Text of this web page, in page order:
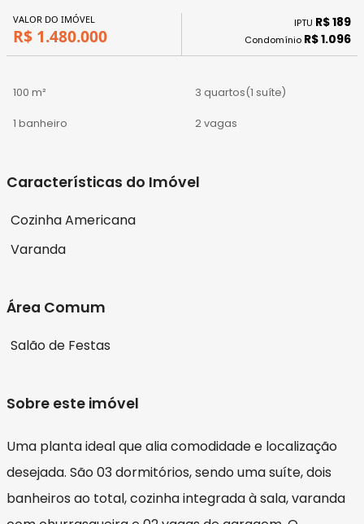
VALOR DO IMÓVEL
R$ 1.480.000
IPTU R$ 189
Condomínio R$ 1.096
100 m² 3 quartos(1 suíte)
1 banheiro 2 vagas
Características do Imóvel
Cozinha Americana
Varanda
Área Comum
Salão de Festas
Sobre este imóvel
Uma planta ideal que alia comodidade e localização
desejada. São 03 dormitórios, sendo uma suíte, dois
banheiros ao total, cozinha integrada à sala, varanda